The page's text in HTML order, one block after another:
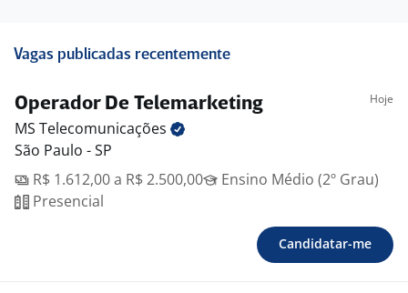
Vagas publicadas recentemente
Operador De Telemarketing Hoje
MS Telecomunicações
São Paulo - SP
R$ 1.612,00 a R$ 2.500,00
Ensino Médio (2º Grau)
Presencial
Candidatar-me